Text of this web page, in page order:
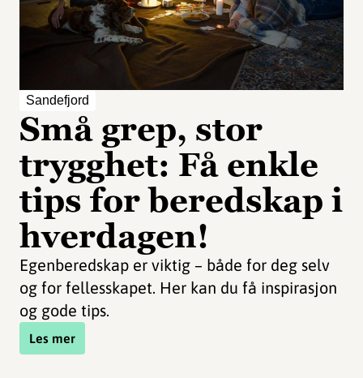
Sandefjord
Små grep, stor
trygghet: Få enkle
tips for beredskap i
hverdagen!
Egenberedskap er viktig – både for deg selv
og for fellesskapet. Her kan du få inspirasjon
og gode tips.
Les mer